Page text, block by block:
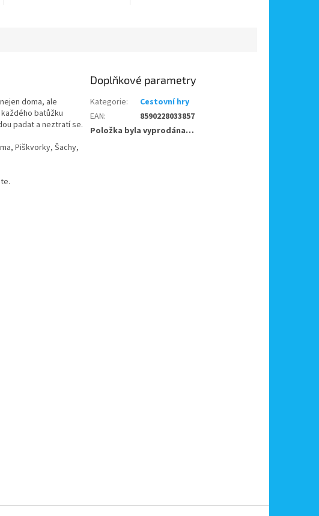
doma, ale
batůžku
padat a neztratí se.
Piškvorky, Šachy,
Doplňkové parametry
Kategorie:
Cestovní hry
EAN:
8590228033857
Položka byla vyprodána…